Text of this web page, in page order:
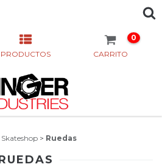
PRODUCTOS CARRITO
0
Skateshop > Ruedas